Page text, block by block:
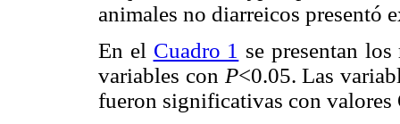
animales no diarreicos presentó
En el Cuadro 1 se presentan
variables con P<0.05. Las
fueron significativas con valores